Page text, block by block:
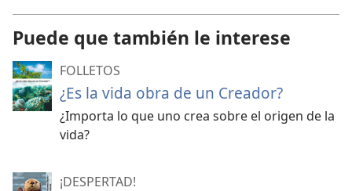
Puede que también le interese
FOLLETOS
¿Es la vida obra de un Creador?
¿Importa lo que uno crea sobre el origen de la
vida?
¡DESPERTAD!